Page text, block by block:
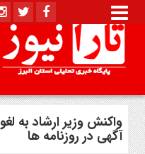
واکنش وزیر ارشاد به
آگهی در روزنامه ها